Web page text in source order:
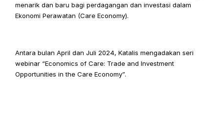
menarik dan baru bagi perdagangan dan investasi dalam
Ekonomi Perawatan (Care Economy).
Antara bulan April dan Juli 2024, Katalis mengadakan seri
webinar “Economics of Care: Trade and Investment
Opportunities in the Care Economy”.